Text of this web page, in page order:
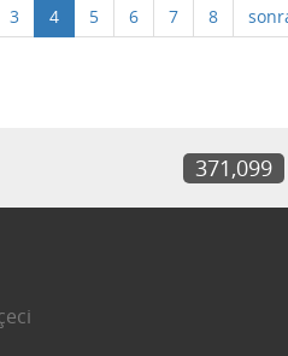
3 4 5 6 7 8
371,099